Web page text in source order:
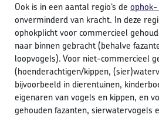
Ook is in een aantal regio’s de
onverminderd van kracht. In deze
ophokplicht voor commercieel
naar binnen gebracht (behalve
loopvogels). Voor niet-commercieel
(hoenderachtigen/kippen,
bijvoorbeeld in dierentuinen,
eigenaren van vogels en kippen, en
gehouden fazanten, sierwatervogels